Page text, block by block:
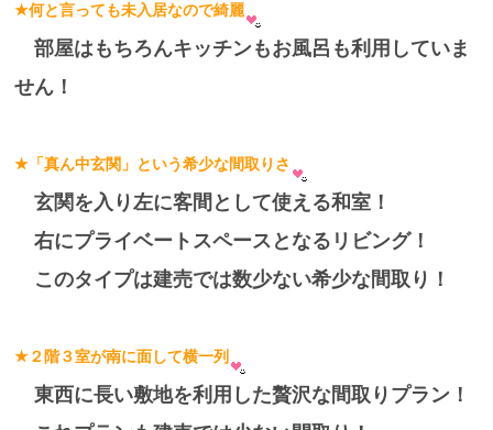
★何と言っても未入居なので綺麗
部屋はもちろんキッチンもお風呂も利用していま
せん！
★「真ん中玄関」という希少な間取りさ
玄関を入り左に客間として使える和室！
右にプライベートスペースとなるリビング！
このタイプは建売では数少ない希少な間取り！
★２階３室が南に面して横一列
東西に長い敷地を利用した贅沢な間取りプラン！